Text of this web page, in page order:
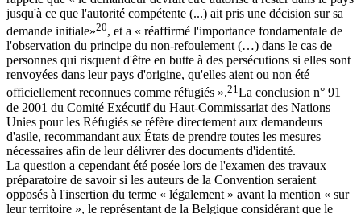
jusqu'à ce que l'autorité compétente (...) ait pris une décision sur sa
demande initiale»20, et a « réaffirmé l'importance fondamentale de
l'observation du principe du non-refoulement (…) dans le cas de
personnes qui risquent d'être en butte à des persécutions si elles sont
renvoyées dans leur pays d'origine, qu'elles aient ou non été
officiellement reconnues comme réfugiés ».21 La conclusion n° 91
de 2001 du Comité Exécutif du Haut-Commissariat des Nations
Unies pour les Réfugiés se réfère directement aux demandeurs
d'asile, recommandant aux États de prendre toutes les mesures
nécessaires afin de leur délivrer des documents d'identité.
La question a cependant été posée lors de l'examen des travaux
préparatoire de savoir si les auteurs de la Convention seraient
opposés à l'insertion du terme « légalement » avant la mention « sur
leur territoire », le représentant de la Belgique considérant que le